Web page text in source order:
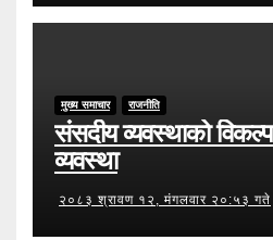
मुख्य समाचार राजनीति
संसदीय व्यवस्थाको
व्यवस्था
२०८३ श्रावण १२, मंगलवार २०:५३ गते